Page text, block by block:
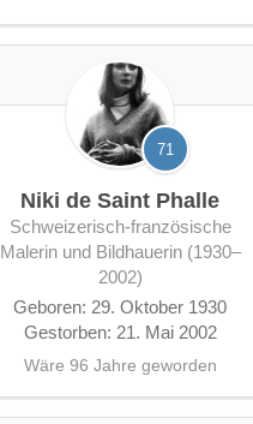
71
Niki de Saint Phalle
schweizerisch-französische
Malerin und Bildhauerin (1930–
2002)
Geboren: 29. Oktober 1930
Gestorben: 21. Mai 2002
Wäre 96 Jahre geworden